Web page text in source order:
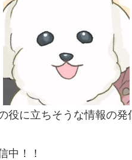
役に立ちそうな情報の発
中！！